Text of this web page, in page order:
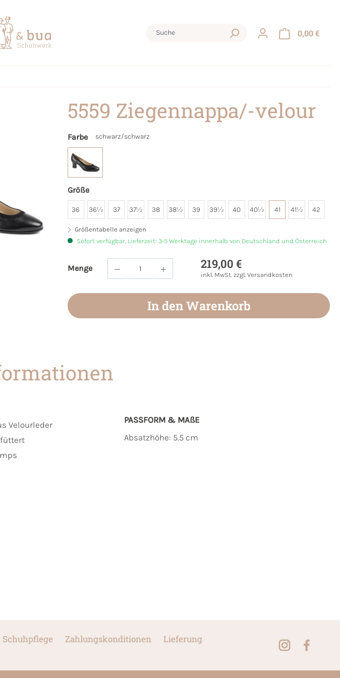
0,00 €
5559 Ziegennappa/-velour
Farbe schwarz/schwarz
Größe
36 36½ 37 37½ 38 38½ 39 39½ 40 40½ 41 41½ 42
Größentabelle anzeigen
Sofort verfügbar, Lieferzeit: 3-5 Werktage innerhalb von Deutschland und Österreich
Menge
Produkt Anzahl: Gib den gewünschten Wert ein
219,00 €
inkl. MwSt. zzgl. Versandkosten
In den Warenkorb
Velourleder
PASSFORM & MAẞE
Absatzhöhe: 5.5 cm
Schuhpflege Zahlungskonditionen
Lieferung